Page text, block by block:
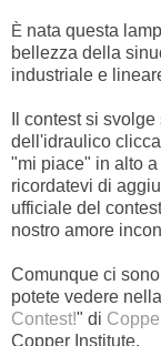
È nata questa
bellezza della
industriale e
Il contest si svolge
dell'idraulico
"mi piace" in alto
ricordatevi di
ufficiale del
nostro amore
Comunque ci
potete vedere
Contest!" di
Copper Institute.